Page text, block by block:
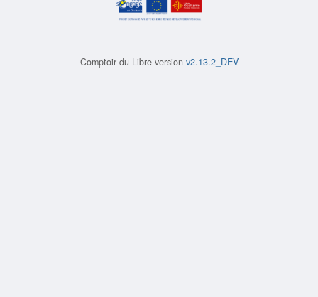
Comptoir du Libre version v2.13.2_DEV